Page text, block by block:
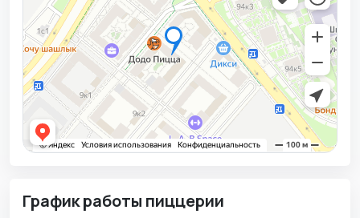
График работы пиццерии